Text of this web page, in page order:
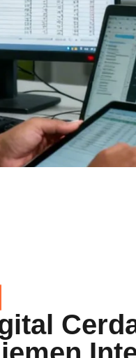
mengelola
dan
alih fokus